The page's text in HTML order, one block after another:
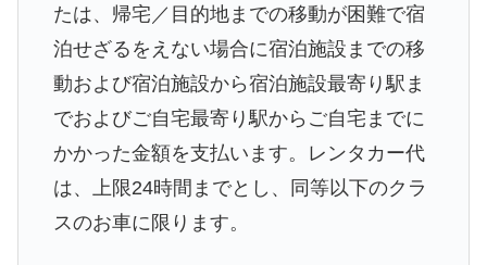
たは、帰宅／目的地までの移動が困難で宿
泊せざるをえない場合に宿泊施設までの移
動および宿泊施設から宿泊施設最寄り駅ま
でおよびご自宅最寄り駅からご自宅までに
かかった金額を支払います。レンタカー代
は、上限24時間までとし、同等以下のクラ
スのお車に限ります。